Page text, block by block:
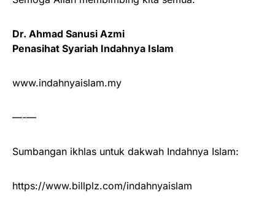
Dr. Ahmad Sanusi Azmi
Penasihat Syariah Indahnya Islam
www.indahnyaislam.my
—-—
Sumbangan ikhlas untuk dakwah Indahnya Islam:
https://www.billplz.com/indahnyaislam